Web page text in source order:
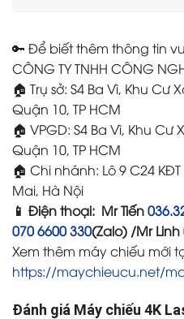
🔑 Để biết thêm thông tin
CÔNG TY TNHH CÔNG
🏠 Trụ sở: S4 Ba Vì, Khu Cư
Quận 10, TP HCM
🏠 VPGD: S4 Ba Vì, Khu Cư
Quận 10, TP HCM
🏠 Chi nhánh: Lô 9 C24
Mai, Hà Nội
📱 Điện thoại: Mr Tiến
070 6600 330(Zalo) /Mr Linh
Xem thêm máy chiếu mới
https://maychieucu.net/
Đánh giá Máy chiếu 4K